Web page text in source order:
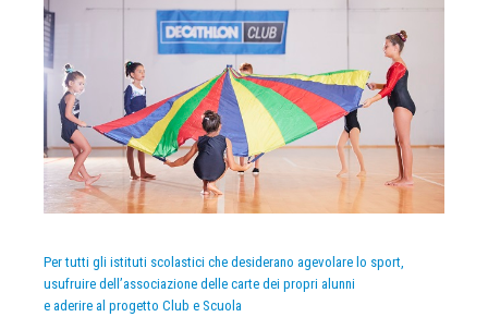
Per tutti gli istituti scolastici che desiderano agevolare lo sport,
usufruire dell’associazione delle carte dei propri alunni
e aderire al progetto Club e Scuola